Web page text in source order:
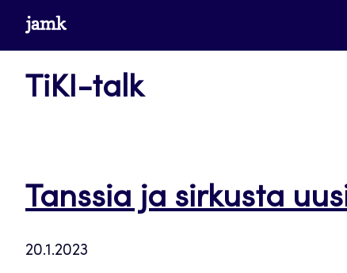
Siirrywww.jamk.fi
TiKI-talk
Tanssia ja sirkusta
20.1.2023